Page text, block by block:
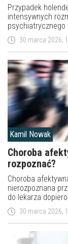
Przypadek
intensywnych
psychiatrycznego
30 marca 2026,
Kamil Nowak
Choroba
rozpoznać?
Choroba
nierozpoznana
do lekarza
30 marca 2026,